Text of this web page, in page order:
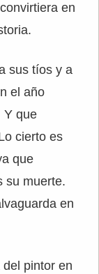
en
sus tíos y a
el año
Y que
cierto es
que
su muerte.
en
pintor en